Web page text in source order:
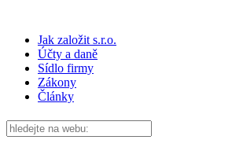
Jak založit s.r.o.
Účty a daně
Sídlo firmy
Zákony
Články